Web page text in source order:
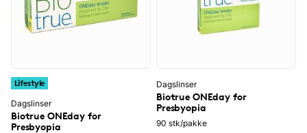
Lifestyle
Dagslinser
Biotrue ONEday for
Presbyopia
Dagslinser
Biotrue ONEday for
Presbyopia
90 stk/pakke